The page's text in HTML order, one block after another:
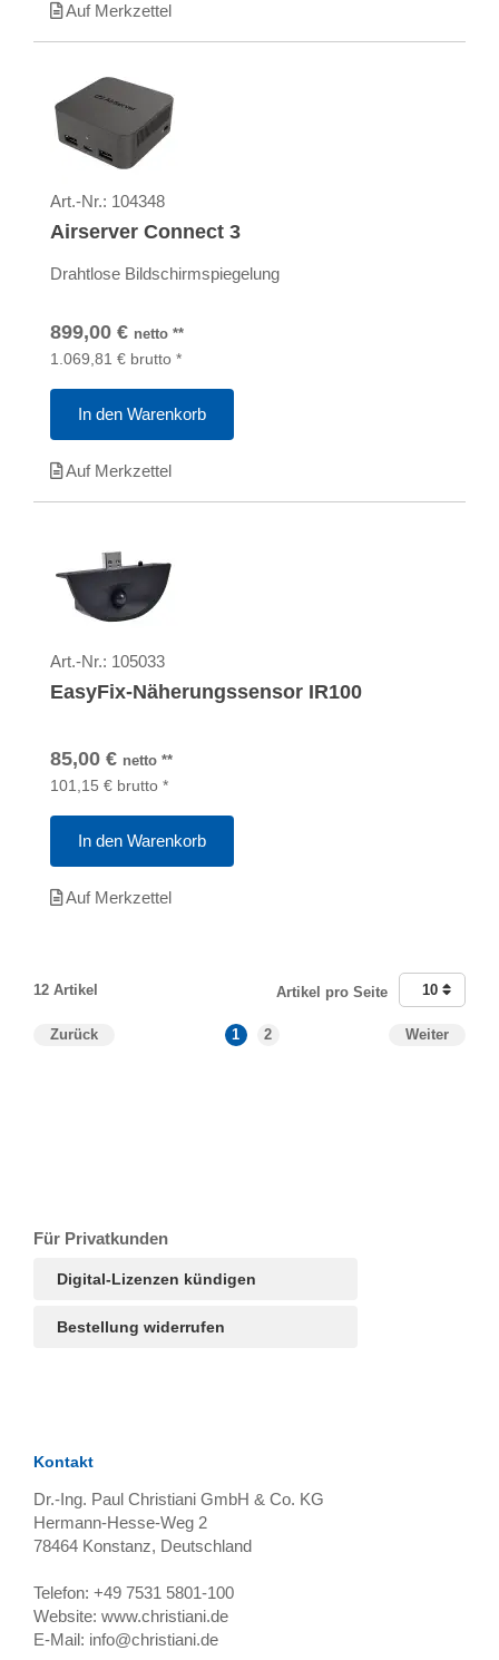
Für Privatkunden
Digital-Lizenzen kündigen
Bestellung widerrufen
Auf Merkzettel
Art.-Nr.: 104348
Airserver Connect 3
Drahtlose Bildschirmspiegelung
899,00 € netto **
1.069,81 € brutto *
In den Warenkorb
Auf Merkzettel
Art.-Nr.: 105033
EasyFix-Näherungssensor IR100
85,00 € netto **
101,15 € brutto *
In den Warenkorb
Auf Merkzettel
12 Artikel
Zurück 1 2 Weiter
Artikel pro Seite 10
Kontakt
Dr.-Ing. Paul Christiani GmbH & Co. KG
Hermann-Hesse-Weg 2
78464 Konstanz, Deutschland
Telefon: +49 7531 5801-100
Website: www.christiani.de
E-Mail: info@christiani.de